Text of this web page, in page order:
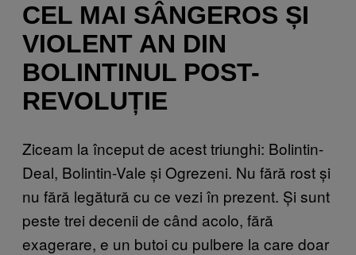
CEL MAI SÂNGEROS ȘI
VIOLENT AN DIN
BOLINTINUL POST-
REVOLUȚIE
Ziceam la început de acest triunghi: Bolintin-
Deal, Bolintin-Vale și Ogrezeni. Nu fără rost și
nu fără legătură cu ce vezi în prezent. Și sunt
peste trei decenii de când acolo, fără
exagerare, e un butoi cu pulbere la care doar